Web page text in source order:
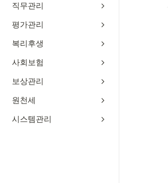
직무관리
평가관리
복리후생
사회보험
보상관리
원천세
시스템관리